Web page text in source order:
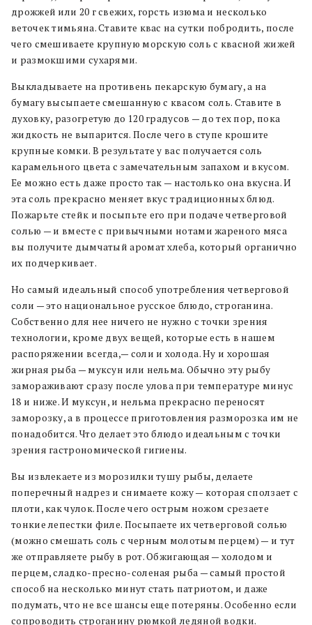
дрожжей или 20 г свежих, горсть изюма и несколько
веточек тимьяна. Ставите квас на сутки побродить, после
чего смешиваете крупную морскую соль с квасной жижей
и размокшими сухарями.
Выкладываете на противень пекарскую бумагу, а на
бумагу высыпаете смешанную с квасом соль. Ставите в
духовку, разогретую до 120 градусов — до тех пор, пока
жидкость не выпарится. После чего в ступе крошите
крупные комки. В результате у вас получается соль
карамельного цвета с замечательным запахом и вкусом.
Ее можно есть даже просто так — настолько она вкусна. И
эта соль прекрасно меняет вкус традиционных блюд.
Пожарьте стейк и посыпьте его при подаче четверговой
солью — и вместе с привычными нотами жареного мяса
вы получите дымчатый аромат хлеба, который органично
их подчеркивает.
Но самый идеальный способ употребления четверговой
соли — это национальное русское блюдо, строганина.
Собственно для нее ничего не нужно с точки зрения
технологии, кроме двух вещей, которые есть в нашем
распоряжении всегда,— соли и холода. Ну и хорошая
жирная рыба — муксун или нельма. Обычно эту рыбу
замораживают сразу после улова при температуре минус
18 и ниже. И муксун, и нельма прекрасно переносят
заморозку, а в процессе приготовления разморозка им не
понадобится. Что делает это блюдо идеальным с точки
зрения гастрономической гигиены.
Вы извлекаете из морозилки тушу рыбы, делаете
поперечный надрез и снимаете кожу — которая сползает с
плоти, как чулок. После чего острым ножом срезаете
тонкие лепестки филе. Посыпаете их четверговой солью
(можно смешать соль с черным молотым перцем) — и тут
же отправляете рыбу в рот. Обжигающая — холодом и
перцем, сладко-пресно-соленая рыба — самый простой
способ на несколько минут стать патриотом, и даже
подумать, что не все шансы еще потеряны. Особенно если
сопроводить строганину рюмкой ледяной водки.